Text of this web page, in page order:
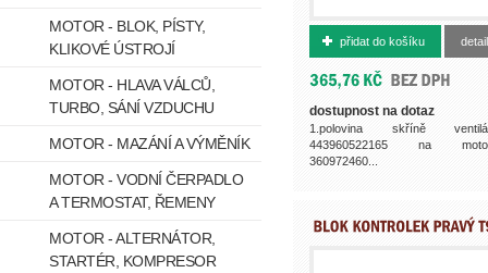
361972462
přidat do košíku detail
dostupnost na dotaz
1.polovina skříně
443960522165 na
360972460...
MOTOR - BLOK, PÍSTY,
KLIKOVÉ ÚSTROJÍ
MOTOR - HLAVA VÁLCŮ,
TURBO, SÁNÍ VZDUCHU
MOTOR - MAZÁNÍ A VÝMĚNÍK
MOTOR - VODNÍ ČERPADLO
A TERMOSTAT, ŘEMENY
MOTOR - ALTERNÁTOR,
STARTÉR, KOMPRESOR